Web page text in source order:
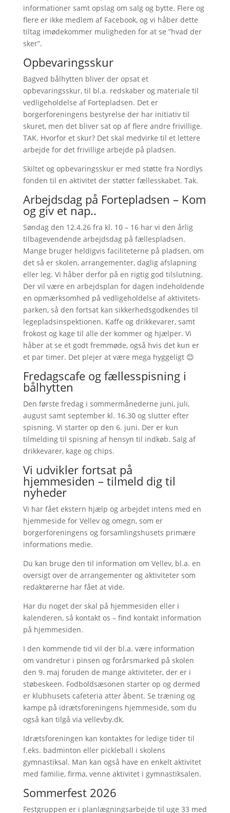
informationer samt opslag om salg og bytte. Flere og
flere er ikke medlem af Facebook, og vi håber dette
tiltag imødekommer muligheden for at se ”hvad der
sker”.
Opbevaringsskur
Bagved bålhytten bliver der opsat et
opbevaringsskur, til bl.a. redskaber og materiale til
vedligeholdelse af Fortepladsen. Det er
borgerforeningens bestyrelse der har initiativ til
skuret, men det bliver sat op af flere andre frivillige.
TAK. Hvorfor et skur? Det skal medvirke til et lettere
arbejde for det frivillige arbejde på pladsen.
Skiltet og opbevaringsskur er med støtte fra Nordlys
fonden til en aktivitet der støtter fællesskabet. Tak.
Arbejdsdag på Fortepladsen – Kom
og giv et nap..
Søndag den 12.4.26 fra kl. 10 – 16 har vi den årlig
tilbagevendende arbejdsdag på fællespladsen.
Mange bruger heldigvis faciliteterne på pladsen, om
det så er skolen, arrangementer, daglig afslapning
eller leg. Vi håber derfor på en rigtig god tilslutning.
Der vil være en arbejdsplan for dagen indeholdende
en opmærksomhed på vedligeholdelse af aktivitets-
parken, så den fortsat kan sikkerhedsgodkendes til
legepladsinspektionen. Kaffe og drikkevarer, samt
frokost og kage til alle der kommer og hjælper. Vi
håber at se et godt fremmøde, også hvis det kun er
et par timer. Det plejer at være mega hyggeligt 😊
Fredagscafe og fællesspisning i
bålhytten
Den første fredag i sommermånederne juni, juli,
august samt september kl. 16.30 og slutter efter
spisning. Vi starter op den 6. juni. Der er kun
tilmelding til spisning af hensyn til indkøb. Salg af
drikkevarer, kage og chips.
Vi udvikler fortsat på
hjemmesiden – tilmeld dig til
nyheder
Vi har fået ekstern hjælp og arbejdet intens med en
hjemmeside for Vellev og omegn, som er
borgerforeningens og forsamlingshusets primære
informations medie.
Du kan bruge den til information om Vellev, bl.a. en
oversigt over de arrangementer og aktiviteter som
redaktørerne har fået at vide.
Har du noget der skal på hjemmesiden eller i
kalenderen, så kontakt os – find kontakt information
på hjemmesiden.
I den kommende tid vil der bl.a. være information
om vandretur i pinsen og forårsmarked på skolen
den 9. maj foruden de mange aktiviteter, der er i
støbeskeen. Fodboldsæsonen starter op og dermed
er klubhusets cafeteria atter åbent. Se træning og
kampe på idrætsforeningens hjemmeside, som du
også kan tilgå via vellevby.dk.
Idrætsforeningen kan kontaktes for ledige tider til
f.eks. badminton eller pickleball i skolens
gymnastiksal. Man kan også have en enkelt aktivitet
med familie, firma, venne aktivitet i gymnastiksalen.
Sommerfest 2026
Festgruppen er i planlægningsarbejde til uge 33 med